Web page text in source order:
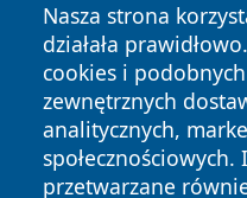
Nasza strona
działała
cookies i
zewnętrznych
analitycznych,
przetwarzane
Copyright © 2026
zastrzeżone.